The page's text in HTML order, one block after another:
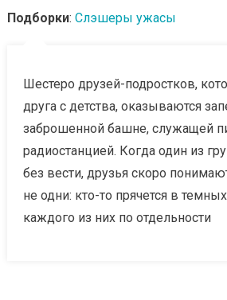
Подборки: Слэшеры ужасы
Шестеро друзей-подростков,
друга с детства, оказываются
заброшенной башне, служащей
радиостанцией. Когда один из
без вести, друзья скоро
не одни: кто-то прячется в
каждого из них по отдельности